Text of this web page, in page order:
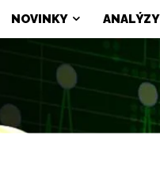
NOVINKY ANALÝZY